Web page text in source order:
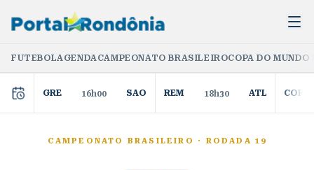
FUTEBOLAGENDACAMPEONATO BRASILEIROCOPA DO
GRE 16h00 SAO REM 18h30 ATL COR
CAMPEONATO BRASILEIRO · RODADA 19